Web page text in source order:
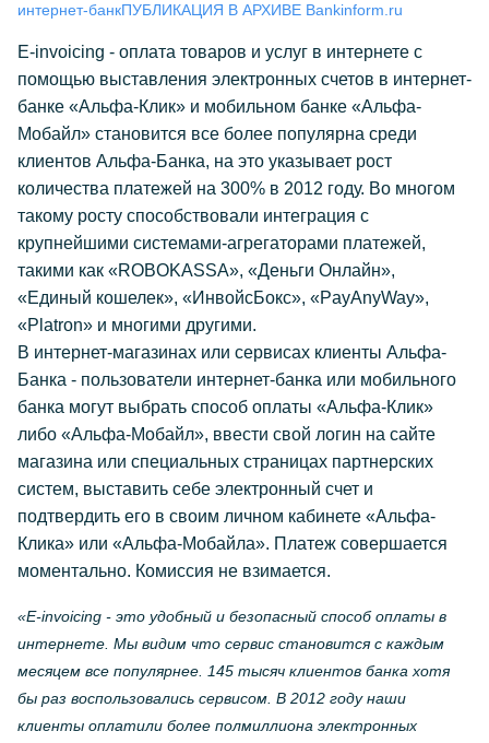
интернет-банкПУБЛИКАЦИЯ В АРХИВЕ Bankinform.ru
Е-invoicing - оплата товаров и услуг в интернете с
помощью выставления электронных счетов в интернет-
банке «Альфа-Клик» и мобильном банке «Альфа-
Мобайл» становится все более популярна среди
клиентов Альфа-Банка, на это указывает рост
количества платежей на 300% в 2012 году. Во многом
такому росту способствовали интеграция с
крупнейшими системами-агрегаторами платежей,
такими как «ROBOKASSA», «Деньги Онлайн»,
«Единый кошелек», «ИнвойсБокс», «PayAnyWay»,
«Platron» и многими другими.
В интернет-магазинах или сервисах клиенты Альфа-
Банка - пользователи интернет-банка или мобильного
банка могут выбрать способ оплаты «Альфа-Клик»
либо «Альфа-Мобайл», ввести свой логин на сайте
магазина или специальных страницах партнерских
систем, выставить себе электронный счет и
подтвердить его в своим личном кабинете «Альфа-
Клика» или «Альфа-Мобайла». Платеж совершается
моментально. Комиссия не взимается.
«Е-invoicing - это удобный и безопасный способ оплаты в
интернете. Мы видим что сервис становится с каждым
месяцем все популярнее. 145 тысяч клиентов банка хотя
бы раз воспользовались сервисом. В 2012 году наши
клиенты оплатили более полмиллиона электронных